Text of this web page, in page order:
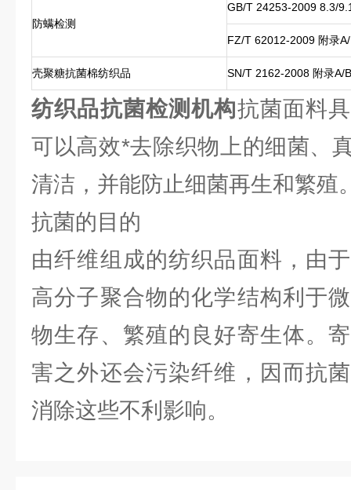
防螨检测
GB/T 24253-2009 8.3/
FZ/T 62012-2009 附录
壳聚糖抗菌棉纺织品 SN/T 2162-2008 附录A/
纺织品抗菌检测机构抗菌面料
可以高效*去除织物上的细菌、
清洁，并能防止细菌再生和繁殖
抗菌的目的
由纤维组成的纺织品面料，由
高分子聚合物的化学结构利于
物生存、繁殖的良好寄生体。
害之外还会污染纤维，因而抗
消除这些不利影响。